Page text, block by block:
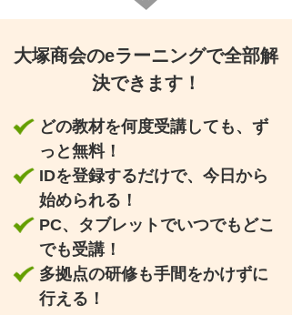
大塚商会のeラーニングで全部解
決できます！
どの教材を何度受講しても、ず
っと無料！
IDを登録するだけで、今日から
始められる！
PC、タブレットでいつでもどこ
でも受講！
多拠点の研修も手間をかけずに
行える！